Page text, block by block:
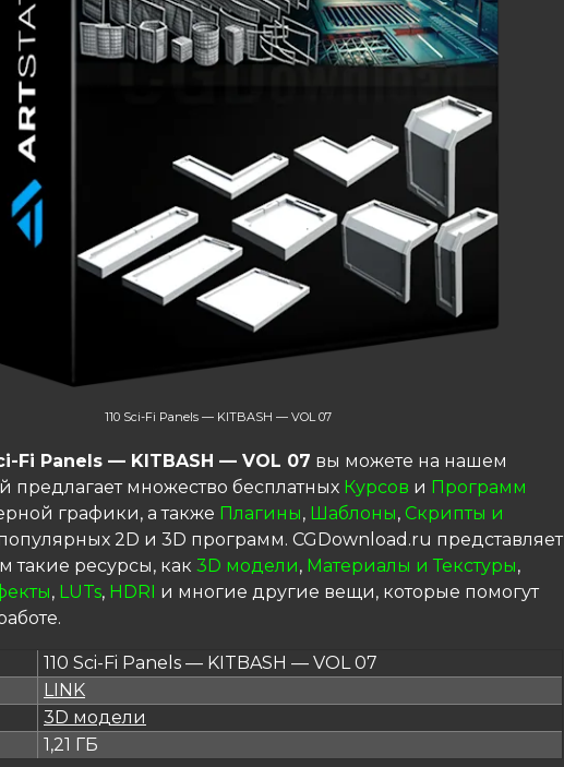
110 Sci-Fi Panels — KITBASH — VOL 07
Fi Panels — KITBASH — VOL 07 вы можете на нашем
предлагает множество бесплатных Курсов и Программ
графики, а также Плагины, Шаблоны, Скрипты и
2D и 3D программ. CGDownload.ru представляет
такие ресурсы, как 3D модели, Материалы и Текстуры,
, LUTs, HDRI и многие другие вещи, которые помогут
110 Sci-Fi Panels — KITBASH — VOL 07
LINK
3D модели
1,21 ГБ